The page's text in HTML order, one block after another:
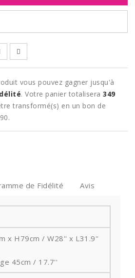
vous pouvez gagner jusqu'à
. Votre panier totalisera 349
transformé(s) en un bon de
.
de Fidélité Avis
x H79cm / W28'' x L31.9''
45cm / 17.7''